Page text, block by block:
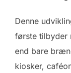
Denne
første tilbyder
end bare
kiosker,